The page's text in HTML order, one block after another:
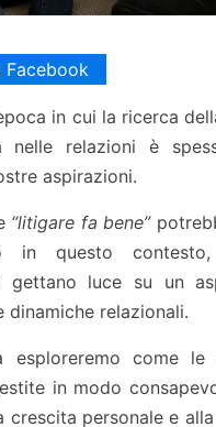
Facebook
in cui la ricerca
nelle relazioni è
aspirazioni.
“litigare fa bene”
in questo
gettano luce su un
dinamiche relazionali.
esploreremo come
in modo
crescita personale e